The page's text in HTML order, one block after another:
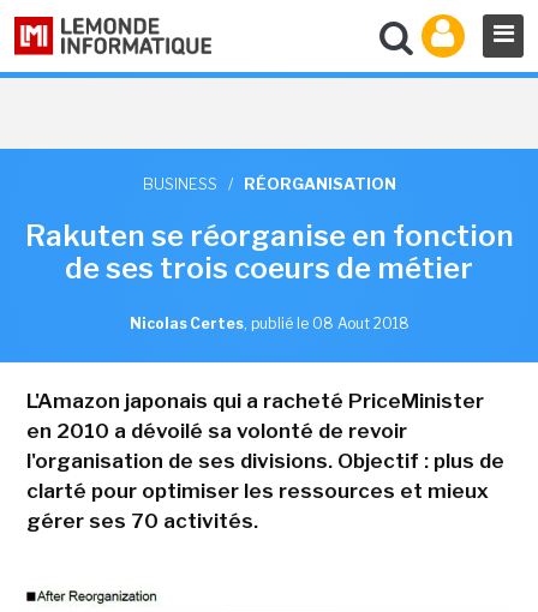
BUSINESS / RÉORGANISATION
Rakuten se réorganise en fonction
de ses trois coeurs de métier
Nicolas Certes, publié le 08 Aout 2018
L'Amazon japonais qui a racheté PriceMinister
en 2010 a dévoilé sa volonté de revoir
l'organisation de ses divisions. Objectif : plus de
clarté pour optimiser les ressources et mieux
gérer ses 70 activités.